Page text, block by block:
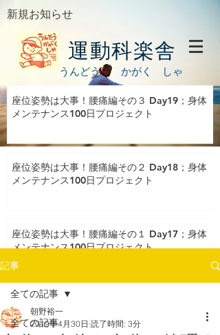
新規お知らせ
運動科楽舎
うんどう かがく しゃ
座位姿勢は大事！腰痛編その３ Day19；身体
メンテナンス100日プロジェクト
座位姿勢は大事！腰痛編その２ Day18；身体
メンテナンス100日プロジェクト
座位姿勢は大事！腰痛編その１ Day17；身体
メンテナンス100日プロジェクト
記事
全ての記事
全ての記事
朝野裕一
2019年4月30日 読了時間: 3分